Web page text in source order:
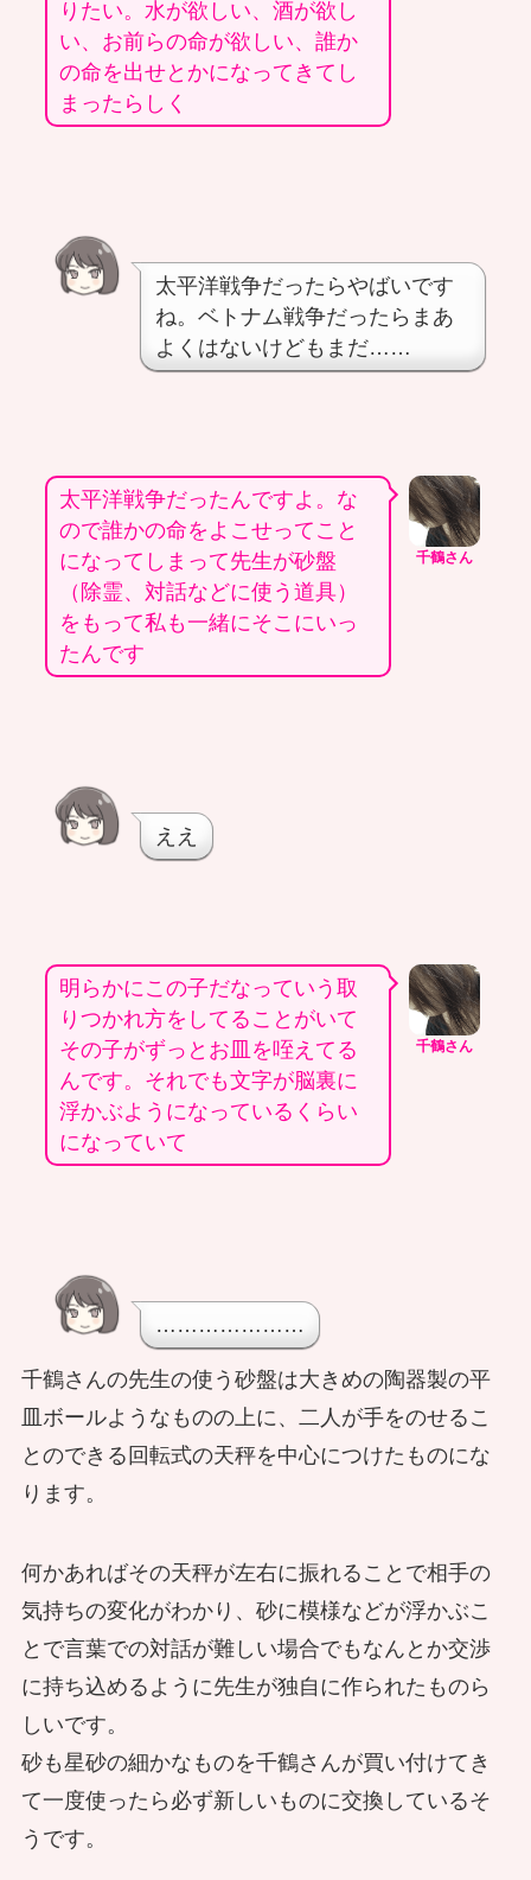
りたい。水が欲しい、酒が欲し
い、お前らの命が欲しい、誰か
の命を出せとかになってきてし
まったらしく
太平洋戦争だったらやばいです
ね。ベトナム戦争だったらまあ
よくはないけどもまだ……
千鶴さん
太平洋戦争だったんですよ。な
ので誰かの命をよこせってこと
になってしまって先生が砂盤
（除霊、対話などに使う道具）
をもって私も一緒にそこにいっ
たんです
ええ
千鶴さん
明らかにこの子だなっていう取
りつかれ方をしてることがいて
その子がずっとお皿を咥えてる
んです。それでも文字が脳裏に
浮かぶようになっているくらい
になっていて
…………………
千鶴さんの先生の使う砂盤は大きめの陶器製の平
皿ボールようなものの上に、二人が手をのせるこ
とのできる回転式の天秤を中心につけたものにな
ります。
何かあればその天秤が左右に振れることで相手の
気持ちの変化がわかり、砂に模様などが浮かぶこ
とで言葉での対話が難しい場合でもなんとか交渉
に持ち込めるように先生が独自に作られたものら
しいです。
砂も星砂の細かなものを千鶴さんが買い付けてき
て一度使ったら必ず新しいものに交換しているそ
うです。